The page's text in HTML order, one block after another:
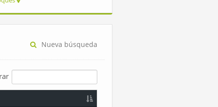
Nueva búsqueda